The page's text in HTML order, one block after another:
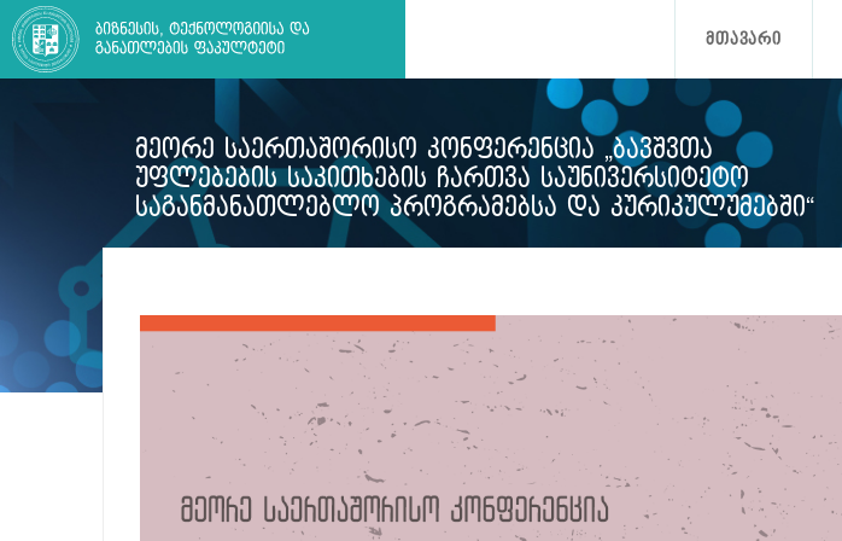
ᲛᲗᲐᲕᲐᲠᲘ
ᲛᲔᲝᲠᲔ ᲡᲐᲔᲠᲗᲐᲨᲝᲠᲘᲡᲝ ᲙᲝᲜᲤᲔᲠᲔᲜᲪᲘᲐ „ᲑᲐᲕᲨᲕᲗᲐ
ᲣᲤᲚᲔᲑᲔᲑᲘᲡ ᲡᲐᲙᲘᲗᲮᲔᲑᲘᲡ ᲩᲐᲠᲗᲕᲐ ᲡᲐᲣᲜᲘᲕᲔᲠᲡᲘᲢᲔᲢᲝ
ᲡᲐᲒᲐᲜᲛᲐᲜᲐᲗᲚᲔᲑᲚᲝ ᲞᲠᲝᲒᲠᲐᲛᲔᲑᲡᲐ ᲓᲐ ᲙᲣᲠᲘᲙᲣᲚᲣᲛᲔᲑᲨᲘ“